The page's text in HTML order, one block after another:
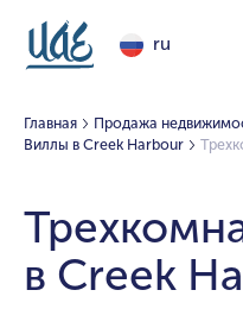
ru
Главная Продажа
Виллы в Creek Harbour
в Creek